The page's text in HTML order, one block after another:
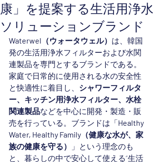
康」を提案する生活用浄水
ソリューションブランド
Waterwel（ウォータウェル） は、韓国
発の生活用浄水フィルターおよび水関
連製品を専門とするブランドである。
家庭で日常的に使用される水の安全性
と快適性に着目し、 シャワーフィルタ
ー、キッチン用浄水フィルター、水栓
関連製品などを中心に開発・製造・販
売を行っている。ブランドは「Healthy
Water, Healthy Family（健康な水が、家
族の健康を守る）
」という理念のも
と、暮らしの中で安心して使える“生活